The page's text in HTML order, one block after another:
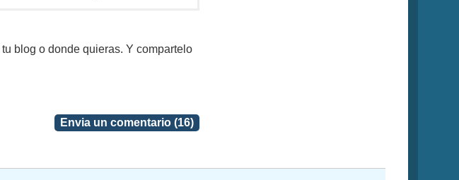
blog o donde quieras. Y compartelo
Envia un comentario (16)